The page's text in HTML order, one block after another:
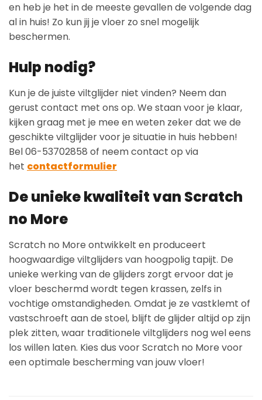
en heb je het in de meeste gevallen de volgende dag
al in huis! Zo kun jij je vloer zo snel mogelijk
beschermen.
Hulp nodig?
Kun je de juiste viltglijder niet vinden? Neem dan
gerust contact met ons op. We staan voor je klaar,
kijken graag met je mee en weten zeker dat we de
geschikte viltglijder voor je situatie in huis hebben!
Bel 06-53702858 of neem contact op via
het contactformulier
De unieke kwaliteit van Scratch
no More
Scratch no More ontwikkelt en produceert
hoogwaardige viltglijders van hoogpolig tapijt. De
unieke werking van de glijders zorgt ervoor dat je
vloer beschermd wordt tegen krassen, zelfs in
vochtige omstandigheden. Omdat je ze vastklemt of
vastschroeft aan de stoel, blijft de glijder altijd op zijn
plek zitten, waar traditionele viltglijders nog wel eens
los willen laten. Kies dus voor Scratch no More voor
een optimale bescherming van jouw vloer!